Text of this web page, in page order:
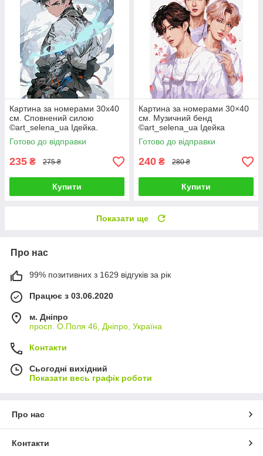
Картина за номерами 30х40
см. Сповнений силою
©art_selena_ua Ідейка.
KHO8387
Готово до відправки
235 ₴ 275 ₴
Купити
Картина за номерами 30×40
см. Музичний бенд
©art_selena_ua Ідейка
КНО8394
Готово до відправки
240 ₴ 280 ₴
Купити
Показати ще
Про нас
99% позитивних з 1629 відгуків за рік
Працює з 03.06.2020
м. Дніпро
просп. О.Поля 46, Дніпро, Україна
Контакти
Сьогодні вихідний
Показати весь графік роботи
Про нас
Контакти